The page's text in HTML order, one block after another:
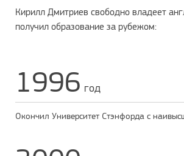
Кирилл Дмитриев свободно владеет
получил образование за рубежом:
1996 год
Окончил Университет Стэнфорда с